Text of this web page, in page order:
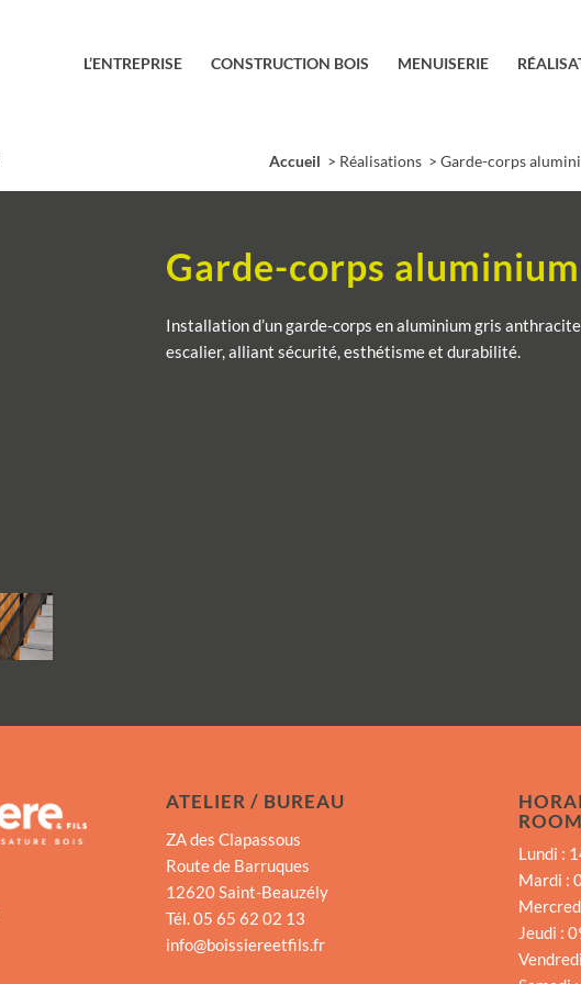
L’ENTREPRISE CONSTRUCTION BOIS MENUISERIE
Accueil Réalisations /Garde-corps
Garde-corps aluminium
Installation d’un garde-corps en aluminium gris
escalier, alliant sécurité, esthétisme et durabilité.
ATELIER / BUREAU
ZA des Clapassous
Route de Barruques
12620 Saint-Beauzély
Tél. 05 65 62 02 13
info@boissiereetfils.fr
ROOM
Lundi :
Mardi :
Jeudi :